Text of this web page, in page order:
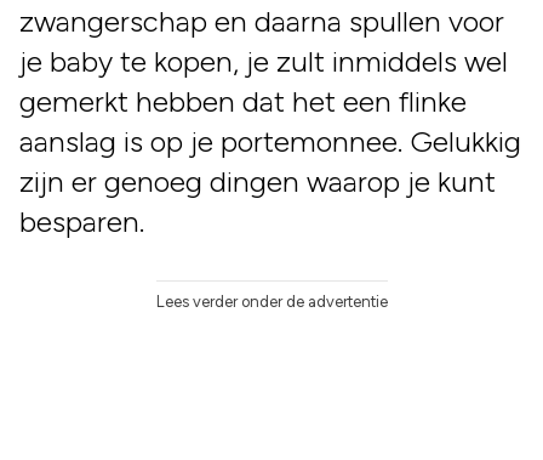
zwangerschap en daarna spullen voor
je baby te kopen, je zult inmiddels wel
gemerkt hebben dat het een flinke
aanslag is op je portemonnee. Gelukkig
zijn er genoeg dingen waarop je kunt
besparen.
Lees verder onder de advertentie